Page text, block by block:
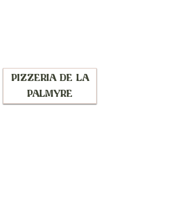
PIZZERIA DE LA
PALMYRE